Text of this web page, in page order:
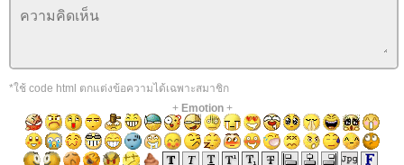
*ใช้ code html ตกแต่งข้อความได้เฉพาะสมาชิก
+ Emotion+